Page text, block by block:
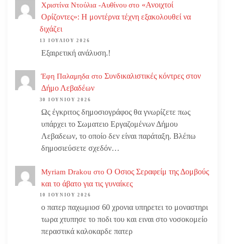
Χριστίνα Ντούλια -Αυθίνου στο «Ανοιχτοί
Ορίζοντες»: Η μοντέρνα τέχνη εξακολουθεί να
διχάζει
13 ΙΟΥΛΊΟΥ 2026
Εξαιρετική ανάλυση.!
Έφη Παλαμηδα στο Συνδικαλιστικές κόντρες στον
Δήμο Λεβαδέων
30 ΙΟΥΝΊΟΥ 2026
Ως έγκριτος δημοσιογράφος θα γνωρίζετε πως
υπάρχει το Σωματειο Εργαζομένων Δήμου
Λεβαδεων, το οποίο δεν είναι παράταξη. Βλέπω
δημοσιεύσετε σχεδόν…
Myriam Drakou στο Ο Οσιος Σεραφείμ της Δομβούς
και το άβατο για τις γυναίκες
10 ΙΟΥΝΊΟΥ 2026
ο πατερ παχωμιοσ 60 χρονια υπηρετει το μοναστηρι
τωρα χτυπησε το ποδι του και ειναι στο νοσοκομείο
περαστικά καλοκαρδε πατερ